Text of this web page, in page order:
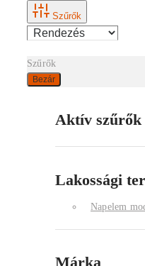
Szűrők
Szűrők
Bezár
Aktív szűrők
Lakossági
Napelem
Márka